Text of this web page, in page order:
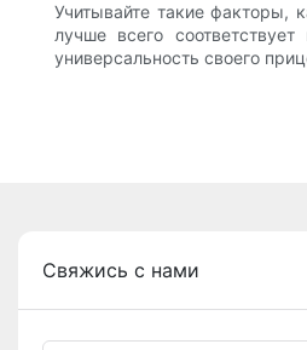
Учитывайте такие факторы,
лучше всего
универсальность своего
Свяжись с нами